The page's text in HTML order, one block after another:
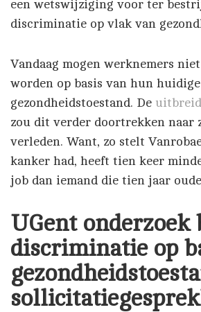
een wetswijziging voor ter
discriminatie op vlak van
Vandaag mogen werknemers
worden op basis van hun
gezondheidstoestand. De
zou dit verder doortrekken naar
verleden. Want, zo stelt
kanker had, heeft tien keer
job dan iemand die tien jaar
UGent onderzoek
discriminatie op